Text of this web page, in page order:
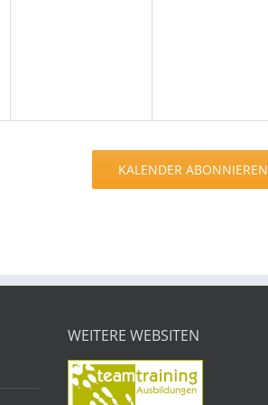
KALENDER ABONNIEREN
WEITERE WEBSITEN